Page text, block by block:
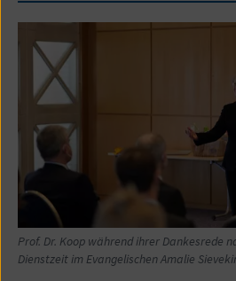
Prof. Dr. Koop während ihrer Dankesrede
Dienstzeit im Evangelischen Amalie